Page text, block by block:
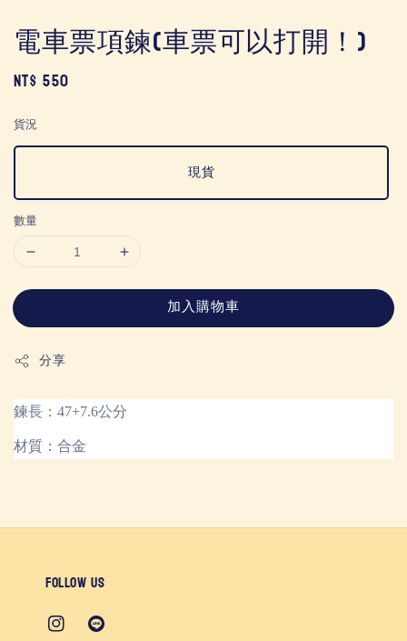
電車票項鍊(車票可以打開！)
Regular
NT$ 550
貨況
現貨
數量
加入購物車
分享
鍊長：47+7.6公分
材質：合金
Follow us